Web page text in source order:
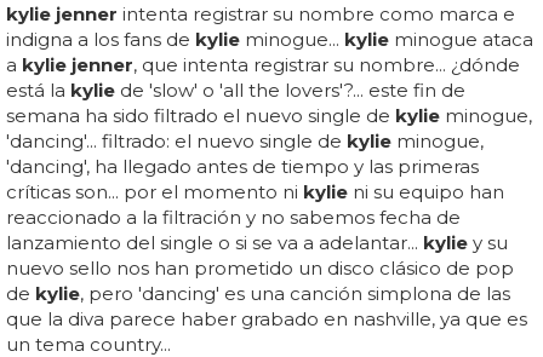
kylie jenner intenta registrar su nombre como marca e
indigna a los fans de kylie minogue... kylie minogue ataca
a kylie jenner, que intenta registrar su nombre... ¿dónde
está la kylie de 'slow' o 'all the lovers'?... este fin de
semana ha sido filtrado el nuevo single de kylie minogue,
'dancing'... filtrado: el nuevo single de kylie minogue,
'dancing', ha llegado antes de tiempo y las primeras
críticas son... por el momento ni kylie ni su equipo han
reaccionado a la filtración y no sabemos fecha de
lanzamiento del single o si se va a adelantar... kylie y su
nuevo sello nos han prometido un disco clásico de pop
de kylie, pero 'dancing' es una canción simplona de las
que la diva parece haber grabado en nashville, ya que es
un tema country...